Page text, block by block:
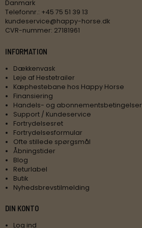
Danmark
Telefonnr.: +45 75 51 39 13
kundeservice@happy-horse.dk
CVR-nummer: 27181961
INFORMATION
Dækkenvask
Leje af Hestetrailer
Kæphestebane hos Happy Horse
Finansiering
Handels- og abonnementsbetingelser
Support / Kundeservice
Fortrydelsesret
Fortrydelsesformular
Ofte stillede spørgsmål
Åbningstider
Blog
Returlabel
Butik
Nyhedsbrevstilmelding
DIN KONTO
Log ind